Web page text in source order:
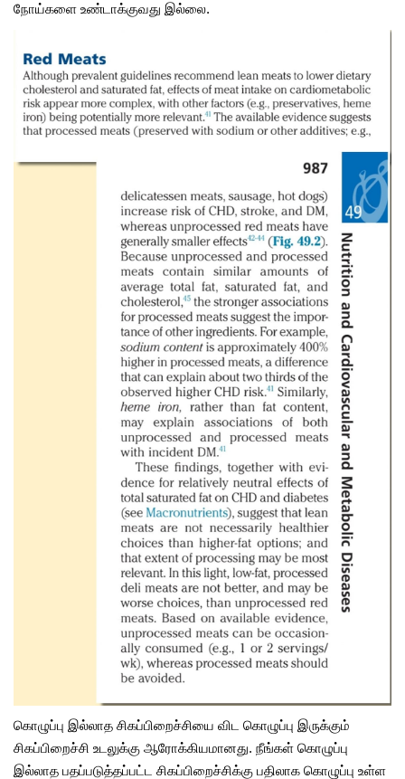
நோய்களை உண்டாக்குவது இல்லை.
கொழுப்பு இல்லாத சிகப்பிறைச்சியை விட கொழுப்பு இருக்கும்
சிகப்பிறைச்சி உடலுக்கு ஆரோக்கியமானது. நீங்கள் கொழுப்பு
இல்லாத பதப்படுத்தப்பட்ட சிகப்பிறைச்சிக்கு பதிலாக கொழுப்பு உள்ள